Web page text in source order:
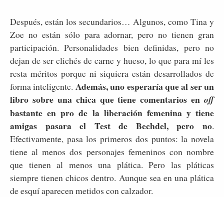
Después, están los secundarios… Algunos, como Tina y
Zoe no están sólo para adornar, pero no tienen gran
participación. Personalidades bien definidas, pero no
dejan de ser clichés de carne y hueso, lo que para mí les
resta méritos porque ni siquiera están desarrollados de
forma inteligente. Además, uno esperaría que al ser un
libro sobre una chica que tiene comentarios en off
bastante en pro de la liberación femenina y tiene
amigas pasara el Test de Bechdel, pero no.
Efectivamente, pasa los primeros dos puntos: la novela
tiene al menos dos personajes femeninos con nombre
que tienen al menos una plática. Pero las pláticas
siempre tienen chicos dentro. Aunque sea en una plática
de esquí aparecen metidos con calzador.